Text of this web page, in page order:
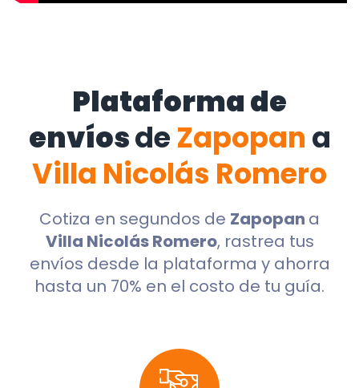
Plataforma de
envíosde Zapopan a
Villa Nicolás Romero
Cotiza en segundos de Zapopan a
Villa Nicolás Romero, rastrea tus
envíos desde la plataforma y ahorra
hasta un 70% en el costo de tu guía.